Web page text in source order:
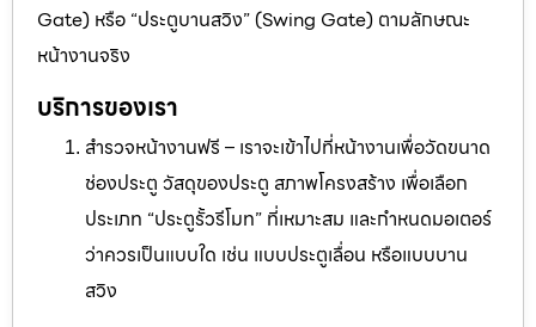
Gate) หรือ “ประตูบานสวิง” (Swing Gate) ตามลักษณะ
หน้างานจริง
บริการของเรา
สำรวจหน้างานฟรี – เราจะเข้าไปที่หน้างานเพื่อวัดขนาด
ช่องประตู วัสดุของประตู สภาพโครงสร้าง เพื่อเลือก
ประเภท “ประตูรั้วรีโมท” ที่เหมาะสม และกำหนดมอเตอร์
ว่าควรเป็นแบบใด เช่น แบบประตูเลื่อน หรือแบบบาน
สวิง